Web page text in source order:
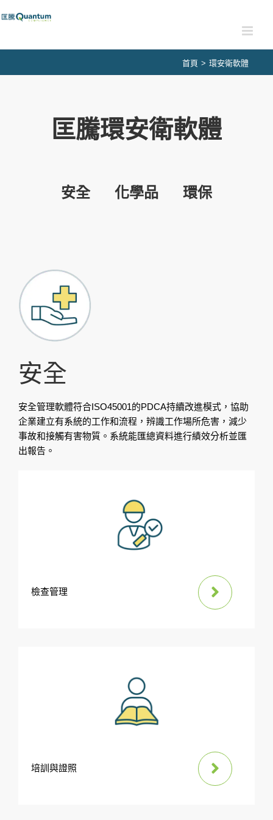
to
首頁 > 環安衛軟體
匡騰環安衛軟體
安全 化學品 環保
安全
安全管理軟體符合ISO45001的PDCA持續改進模式，協助
企業建立有系統的工作和流程，辨識工作場所危害，減少
事故和接觸有害物質。系統能匯總資料進行績效分析並匯
出報告。
檢查管理
培訓與證照